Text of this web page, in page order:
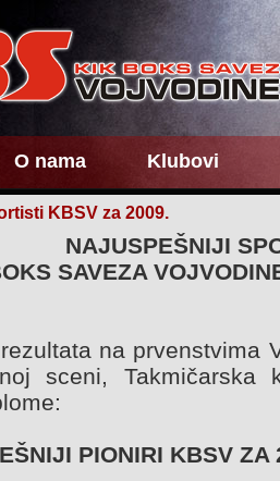
O nama Klubovi
KBSV za 2009.
NAJUSPEŠNIJI
SAVEZA
na prvenstvima
sceni, Takmičarska
PIONIRI KBSV